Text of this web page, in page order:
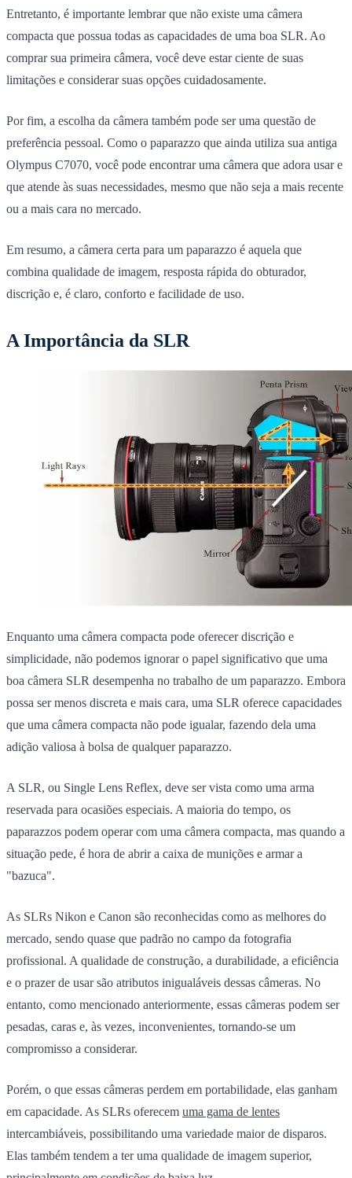
Entretanto, é importante lembrar que não existe uma câmera
compacta que possua todas as capacidades de uma boa SLR. Ao
comprar sua primeira câmera, você deve estar ciente de suas
limitações e considerar suas opções cuidadosamente.
Por fim, a escolha da câmera também pode ser uma questão de
preferência pessoal. Como o paparazzo que ainda utiliza sua antiga
Olympus C7070, você pode encontrar uma câmera que adora usar e
que atende às suas necessidades, mesmo que não seja a mais recente
ou a mais cara no mercado.
Em resumo, a câmera certa para um paparazzo é aquela que
combina qualidade de imagem, resposta rápida do obturador,
discrição e, é claro, conforto e facilidade de uso.
A Importância da SLR
Enquanto uma câmera compacta pode oferecer discrição e
simplicidade, não podemos ignorar o papel significativo que uma
boa câmera SLR desempenha no trabalho de um paparazzo. Embora
possa ser menos discreta e mais cara, uma SLR oferece capacidades
que uma câmera compacta não pode igualar, fazendo dela uma
adição valiosa à bolsa de qualquer paparazzo.
A SLR, ou Single Lens Reflex, deve ser vista como uma arma
reservada para ocasiões especiais. A maioria do tempo, os
paparazzos podem operar com uma câmera compacta, mas quando a
situação pede, é hora de abrir a caixa de munições e armar a
"bazuca".
As SLRs Nikon e Canon são reconhecidas como as melhores do
mercado, sendo quase que padrão no campo da fotografia
profissional. A qualidade de construção, a durabilidade, a eficiência
e o prazer de usar são atributos inigualáveis dessas câmeras. No
entanto, como mencionado anteriormente, essas câmeras podem ser
pesadas, caras e, às vezes, inconvenientes, tornando-se um
compromisso a considerar.
Porém, o que essas câmeras perdem em portabilidade, elas ganham
em capacidade. As SLRs oferecem uma gama de lentes
intercambiáveis, possibilitando uma variedade maior de disparos.
Elas também tendem a ter uma qualidade de imagem superior,